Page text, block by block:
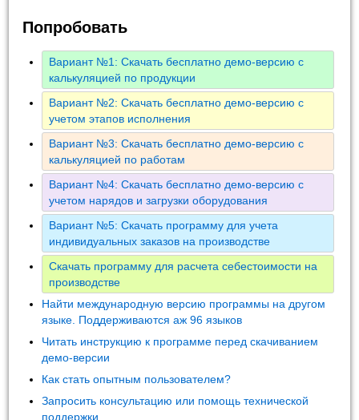
Попробовать
Вариант №1: Скачать бесплатно демо-версию с
калькуляцией по продукции
Вариант №2: Скачать бесплатно демо-версию с
учетом этапов исполнения
Вариант №3: Скачать бесплатно демо-версию с
калькуляцией по работам
Вариант №4: Скачать бесплатно демо-версию с
учетом нарядов и загрузки оборудования
Вариант №5: Скачать программу для учета
индивидуальных заказов на производстве
Скачать программу для расчета себестоимости на
производстве
Найти международную версию программы на другом
языке. Поддерживаются аж 96 языков
Читать инструкцию к программе перед скачиванием
демо-версии
Как стать опытным пользователем?
Запросить консультацию или помощь технической
поддержки